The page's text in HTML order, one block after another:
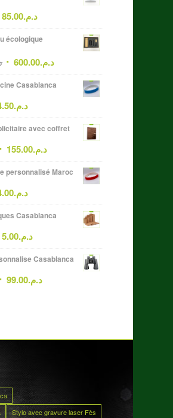
د.م.85.00
écologique
د.م.600.00
Casablanca
د.م.
avec coffret
د.م.155.00
personnalisé Maroc
د.م.
Casablanca
د.م.5.00
Casablanca
د.م.99.00
Stylo avec gravure laser Fès